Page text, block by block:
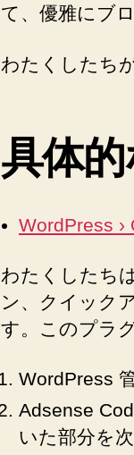
て、優雅にブ
わたくしたち
具体
WordPress
わたくしたち
ン、クイック
す。このプラ
WordPress
Adsense
いた部分を